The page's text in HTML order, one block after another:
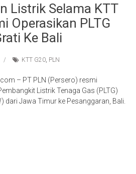
Listrik Selama KTT
Operasikan PLTG
Ke Bali
KTT G20, PLN
– PT PLN (Persero) resmi
Listrik Tenaga Gas (PLTG)
dari Jawa Timur ke Pesanggaran, Bali.